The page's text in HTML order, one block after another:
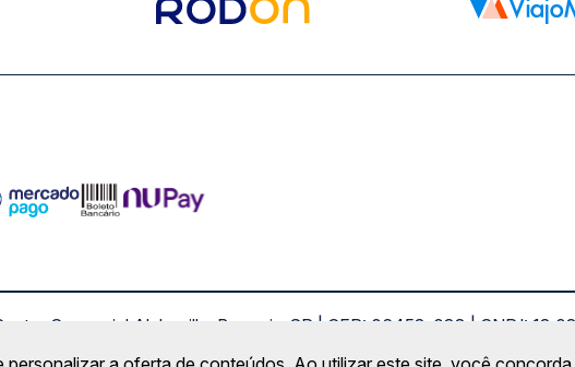
Comercial Alphaville, Barueri - SP | CEP: 06453-038 | CNPJ:
Copyright 2026 © QueroPassagem.com.br